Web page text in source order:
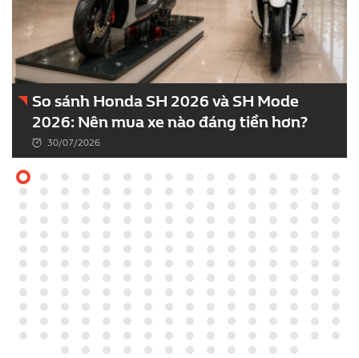
So sánh Honda SH 2026 và SH Mode
2026: Nên mua xe nào đáng tiền hơn?
30/07/2026